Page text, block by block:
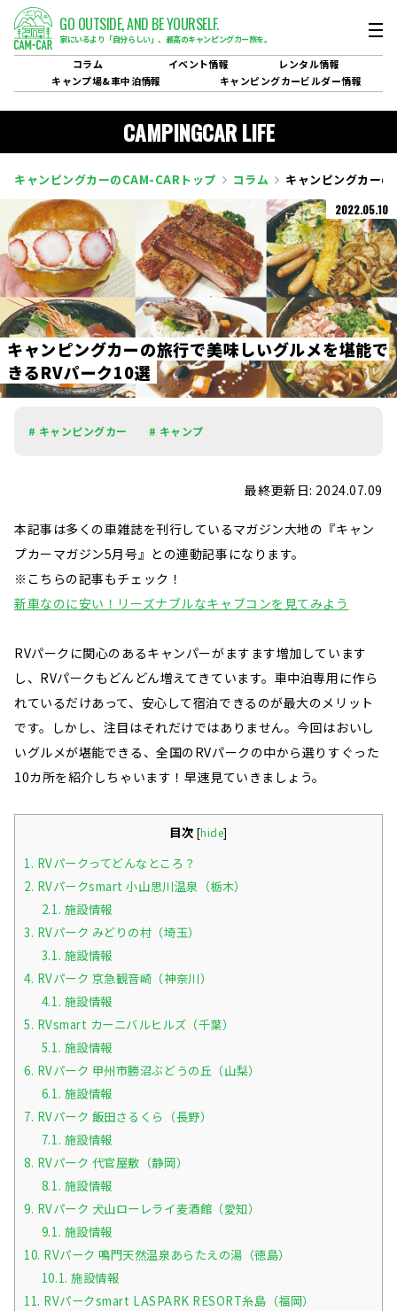
GO OUTSIDE,AND BE YOURSELF.
家にいるより「自分らしい」、 最高のキャンピングカー旅を。
コラム イベント情報 レンタル情報
キャンプ場&車中泊情報 キャンピングカービルダー情報
CAMPINGCAR LIFE
キャンピングカーのCAM-CARトップ コラム キャンピングカー
2022.05.10
キャンピングカーの旅行で美味しいグルメを堪能で
きるRVパーク10選
# キャンピングカー # キャンプ
最終更新日: 2024.07.09
本記事は多くの車雑誌を刊行しているマガジン大地の『キャン
プカーマガジン5月号』との連動記事になります。
※こちらの記事もチェック！
新車なのに安い！リーズナブルなキャブコンを見てみよう
RVパークに関心のあるキャンパーがますます増加しています
し、RVパークもどんどん増えてきています。車中泊専用に作ら
れているだけあって、安心して宿泊できるのが最大のメリット
です。しかし、注目はそれだけではありません。今回はおいし
いグルメが堪能できる、全国のRVパークの中から選りすぐった
10カ所を紹介しちゃいます！早速見ていきましょう。
目次 [hide]
1. RVパークってどんなところ？
2. RVパークsmart 小山思川温泉（栃木）
2.1. 施設情報
3. RVパーク みどりの村（埼玉）
3.1. 施設情報
4. RVパーク 京急観音崎（神奈川）
4.1. 施設情報
5. RVsmart カーニバルヒルズ（千葉）
5.1. 施設情報
6. RVパーク 甲州市勝沼ぶどうの丘（山梨）
6.1. 施設情報
7. RVパーク 飯田さるくら（長野）
7.1. 施設情報
8. RVパーク 代官屋敷（静岡）
8.1. 施設情報
9. RVパーク 犬山ローレライ麦酒館（愛知）
9.1. 施設情報
10. RVパーク 鳴門天然温泉あらたえの湯（徳島）
10.1. 施設情報
11. RVパークsmart LASPARK RESORT糸島（福岡）